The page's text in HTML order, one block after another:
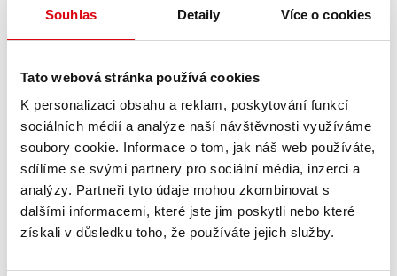
Souhlas Detaily Více o cookies
Tato webová stránka používá cookies
K personalizaci obsahu a reklam, poskytování funkcí
sociálních médií a analýze naší návštěvnosti využíváme
soubory cookie. Informace o tom, jak náš web používáte,
sdílíme se svými partnery pro sociální média, inzerci a
analýzy. Partneři tyto údaje mohou zkombinovat s
dalšími informacemi, které jste jim poskytli nebo které
získali v důsledku toho, že používáte jejich služby.
PLNÝ BUVOLÍ VÝKON PRO OPĚTOVNÉ UVEDENÍ
Společnost Banner v současné době pracuje na
opětovném uvedení této produktové řady, které bude
dokončeno v létě 2023. Cílem je rozšířit pole použití pro
typy Energy Bull, zlepšit vlastnosti studeného startu a
snížit náročnost údržby, a tím také manipulační náklady